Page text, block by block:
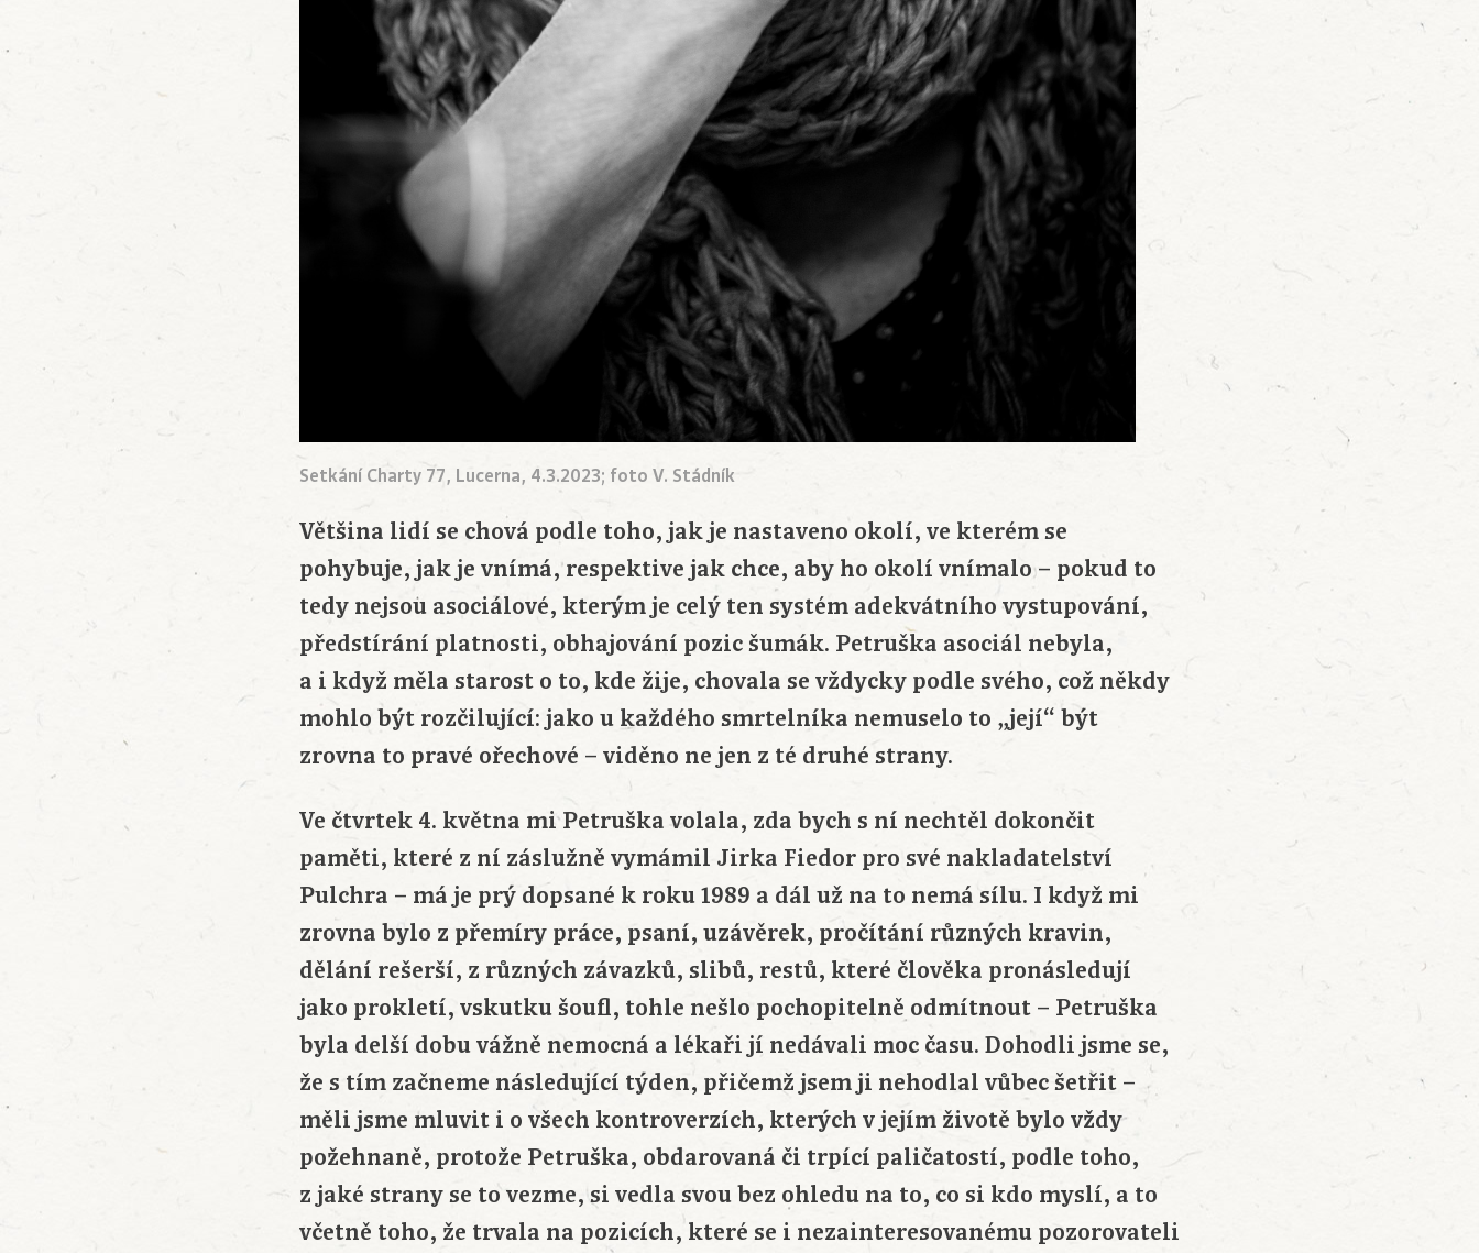
Setkání Charty 77, Lucerna, 4.3.2023; foto V. Stádník
Většina lidí se chová podle toho, jak je nastaveno okolí, ve kterém se
pohybuje, jak je vnímá, respektive jak chce, aby ho okolí vnímalo – pokud to
tedy nejsou asociálové, kterým je celý ten systém adekvátního vystupování,
předstírání platnosti, obhajování pozic šumák. Petruška asociál nebyla,
a i když měla starost o to, kde žije, chovala se vždycky podle svého, což někdy
mohlo být rozčilující: jako u každého smrtelníka nemuselo to „její“ být
zrovna to pravé ořechové – viděno ne jen z té druhé strany.
Ve čtvrtek 4. května mi Petruška volala, zda bych s ní nechtěl dokončit
paměti, které z ní záslužně vymámil Jirka Fiedor pro své nakladatelství
Pulchra – má je prý dopsané k roku 1989 a dál už na to nemá sílu. I když mi
zrovna bylo z přemíry práce, psaní, uzávěrek, pročítání různých kravin,
dělání rešerší, z různých závazků, slibů, restů, které člověka pronásledují
jako prokletí, vskutku šoufl, tohle nešlo pochopitelně odmítnout – Petruška
byla delší dobu vážně nemocná a lékaři jí nedávali moc času. Dohodli jsme se,
že s tím začneme následující týden, přičemž jsem ji nehodlal vůbec šetřit –
měli jsme mluvit i o všech kontroverzích, kterých v jejím životě bylo vždy
požehnaně, protože Petruška, obdarovaná či trpící paličatostí, podle toho,
z jaké strany se to vezme, si vedla svou bez ohledu na to, co si kdo myslí, a to
včetně toho, že trvala na pozicích, které se i nezainteresovanému pozorovateli